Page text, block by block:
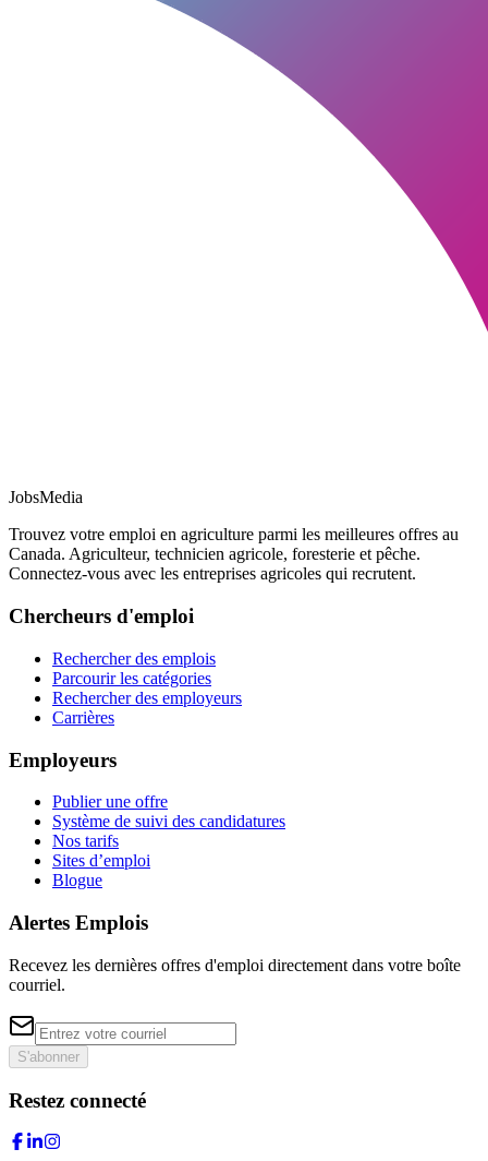
JobsMedia
Trouvez votre emploi en agriculture parmi les meilleures offres au
Canada. Agriculteur, technicien agricole, foresterie et pêche.
Connectez-vous avec les entreprises agricoles qui recrutent.
Chercheurs d'emploi
Rechercher des emplois
Parcourir les catégories
Rechercher des employeurs
Carrières
Employeurs
Publier une offre
Système de suivi des candidatures
Nos tarifs
Sites d’emploi
Blogue
Alertes Emplois
Recevez les dernières offres d'emploi directement dans votre boîte
courriel.
S'abonner
Restez connecté